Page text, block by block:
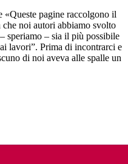
pagine raccolgono il
noi autori abbiamo svolto
speriamo – sia il più possibile
lavori”. Prima di incontrarci e
di noi aveva alle spalle un